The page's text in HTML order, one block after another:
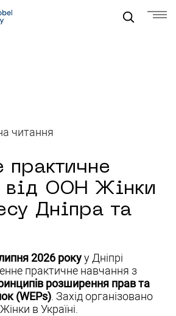
читання
практичне
від ООН Жінки
Дніпра та
2026 рокуу Дніпрі
практичне навчання з
розширення прав та
(WEPs) . Захід організовано
в Україні.